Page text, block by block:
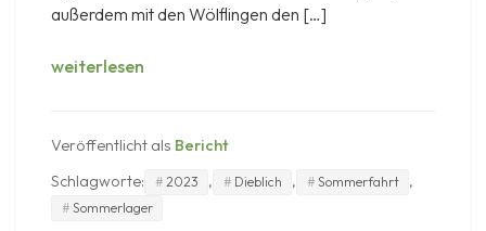
außerdem mit den Wölflingen den […]
weiterlesen
2023
Veröffentlicht als Bericht
Schlagworte:
2023 , Dieblich , Sommerfahrt ,
Sommerlager